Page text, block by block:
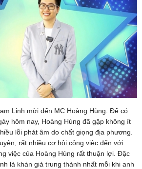
Linh mời đến MC Hoàng Hùng. Để có
hôm nay, Hoàng Hùng đã gặp không ít
lỗi phát âm do chất giọng địa phương.
rất nhiều cơ hội công việc đến với
việc của Hoàng Hùng rất thuận lợi. Đặc
là khán giả trung thành nhất mỗi khi anh